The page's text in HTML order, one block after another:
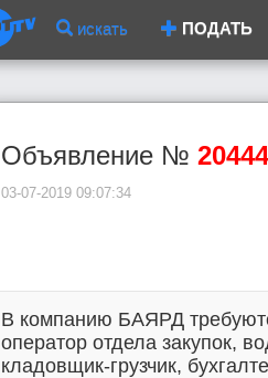
искать ПОДАТЬ
Объявление № 20444
03-07-2019 09:07:34
В компанию БАЯРД
оператор отдела закупок,
кладовщик-грузчик,